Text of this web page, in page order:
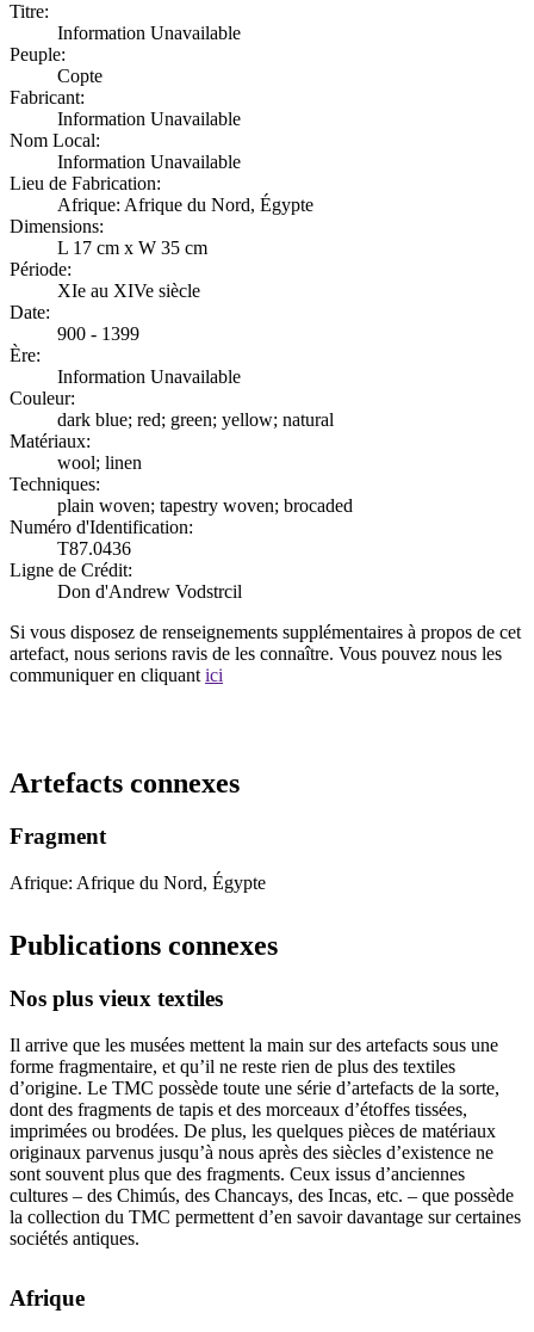
Titre:
Information Unavailable
Peuple:
Copte
Fabricant:
Information Unavailable
Nom Local:
Information Unavailable
Lieu de Fabrication:
Afrique: Afrique du Nord, Égypte
Dimensions:
L 17 cm x W 35 cm
Période:
XIe au XIVe siècle
Date:
900 - 1399
Ère:
Information Unavailable
Couleur:
dark blue; red; green; yellow; natural
Matériaux:
wool; linen
Techniques:
plain woven; tapestry woven; brocaded
Numéro d'Identification:
T87.0436
Ligne de Crédit:
Don d'Andrew Vodstrcil
Si vous disposez de renseignements supplémentaires à propos de cet
artefact, nous serions ravis de les connaître. Vous pouvez nous les
communiquer en cliquant ici
Artefacts connexes
Fragment
Afrique: Afrique du Nord, Égypte
Publications connexes
Nos plus vieux textiles
Il arrive que les musées mettent la main sur des artefacts sous une
forme fragmentaire, et qu’il ne reste rien de plus des textiles
d’origine. Le TMC possède toute une série d’artefacts de la sorte,
dont des fragments de tapis et des morceaux d’étoffes tissées,
imprimées ou brodées. De plus, les quelques pièces de matériaux
originaux parvenus jusqu’à nous après des siècles d’existence ne
sont souvent plus que des fragments. Ceux issus d’anciennes
cultures – des Chimús, des Chancays, des Incas, etc. – que possède
la collection du TMC permettent d’en savoir davantage sur certaines
sociétés antiques.
Afrique